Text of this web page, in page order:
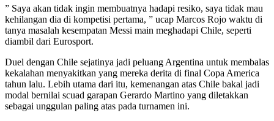
” Saya akan tidak ingin membuatnya hadapi resiko, saya tidak mau
kehilangan dia di kompetisi pertama, ” ucap Marcos Rojo waktu di
tanya masalah kesempatan Messi main meghadapi Chile, seperti
diambil dari Eurosport.
Duel dengan Chile sejatinya jadi peluang Argentina untuk membalas
kekalahan menyakitkan yang mereka derita di final Copa America
tahun lalu. Lebih utama dari itu, kemenangan atas Chile bakal jadi
modal bernilai scuad garapan Gerardo Martino yang diletakkan
sebagai unggulan paling atas pada turnamen ini.